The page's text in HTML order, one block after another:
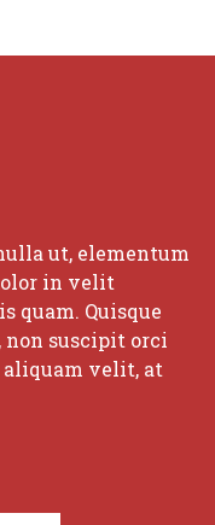
ut, elementum
in velit
quam. Quisque
non suscipit orci
velit, at